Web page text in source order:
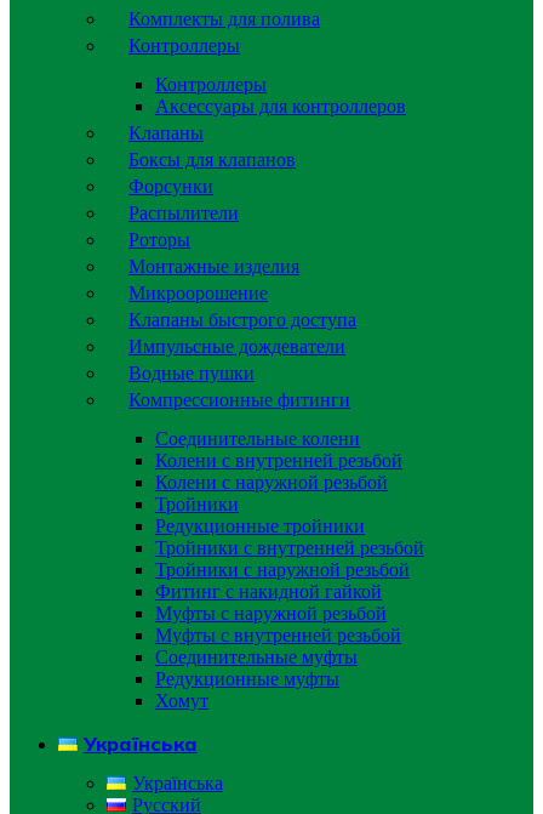
Комплекты для полива
Контроллеры
Контроллеры
Аксессуары для контроллеров
Клапаны
Боксы для клапанов
Форсунки
Распылители
Роторы
Монтажные изделия
Микроорошение
Клапаны быстрого доступа
Импульсные дождеватели
Водные пушки
Компрессионные фитинги
Соединительные колени
Колени с внутренней резьбой
Колени с наружной резьбой
Тройники
Редукционные тройники
Тройники с внутренней резьбой
Тройники с наружной резьбой
Фитинг с накидной гайкой
Муфты с наружной резьбой
Муфты с внутренней резьбой
Соединительные муфты
Редукционные муфты
Хомут
Українська
Українська
Русский